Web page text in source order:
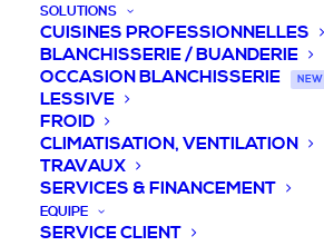
SOLUTIONS
CUISINES PROFESSIONNELLES
BLANCHISSERIE / BUANDERIE
OCCASION BLANCHISSERIE
NEW
LESSIVE
FROID
CLIMATISATION, VENTILATION
TRAVAUX
SERVICES & FINANCEMENT
EQUIPE
SERVICE CLIENT